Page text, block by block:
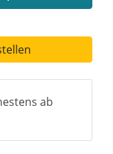
ab